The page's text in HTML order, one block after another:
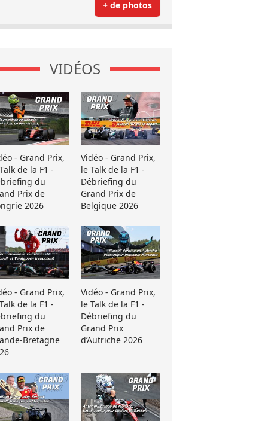
+ de photos
VIDÉOS
- Grand Prix,
de la F1 -
du
Prix de
2026
Vidéo - Grand Prix,
le Talk de la F1 -
Débriefing du
Grand Prix de
Belgique 2026
- Grand Prix,
de la F1 -
du
Prix de
Bretagne
Vidéo - Grand Prix,
le Talk de la F1 -
Débriefing du
Grand Prix
d’Autriche 2026